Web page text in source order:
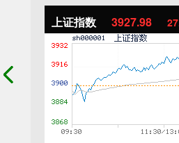
上证指数 3927.98